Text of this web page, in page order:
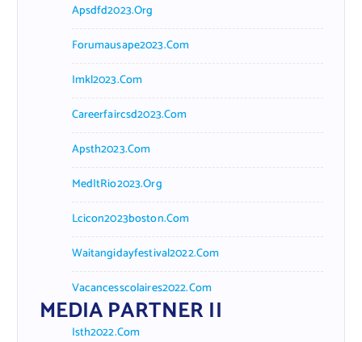
Apsdfd2023.org
Forumausape2023.com
Imkl2023.com
Careerfaircsd2023.com
Apsth2023.com
MedItRio2023.org
Lcicon2023boston.com
Waitangidayfestival2022.com
Vacancesscolaires2022.com
MEDIA PARTNER II
Isth2022.com